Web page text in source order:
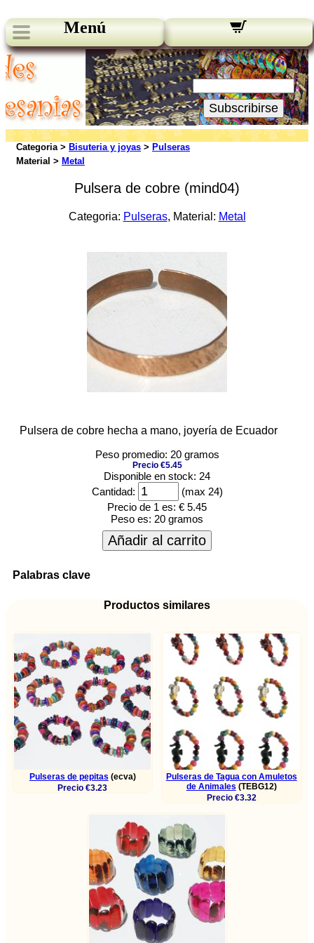
Menú
Novedades:
Su Email:
Subscribirse
Categoria > Bisuteria y joyas > Pulseras
Material > Metal
Pulsera de cobre (mind04)
Categoria: Pulseras, Material: Metal
Pulsera de cobre hecha a mano, joyería de Ecuador
Peso promedio: 20 gramos
Precio €5.45
Disponible en stock: 24
Cantidad:
(max 24)
Precio de 1 es: € 5.45
Peso es: 20 gramos
Añadir al carrito
Palabras clave
Productos similares
Pulseras de pepitas (ecva)
Precio €3.23
Pulseras de Tagua con Amuletos
de Animales (TEBG12)
Precio €3.32